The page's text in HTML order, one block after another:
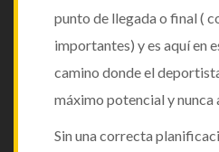
punto de llegada o final (
importantes) y es aquí en
camino donde el
máximo potencial y nunca
Sin una correcta